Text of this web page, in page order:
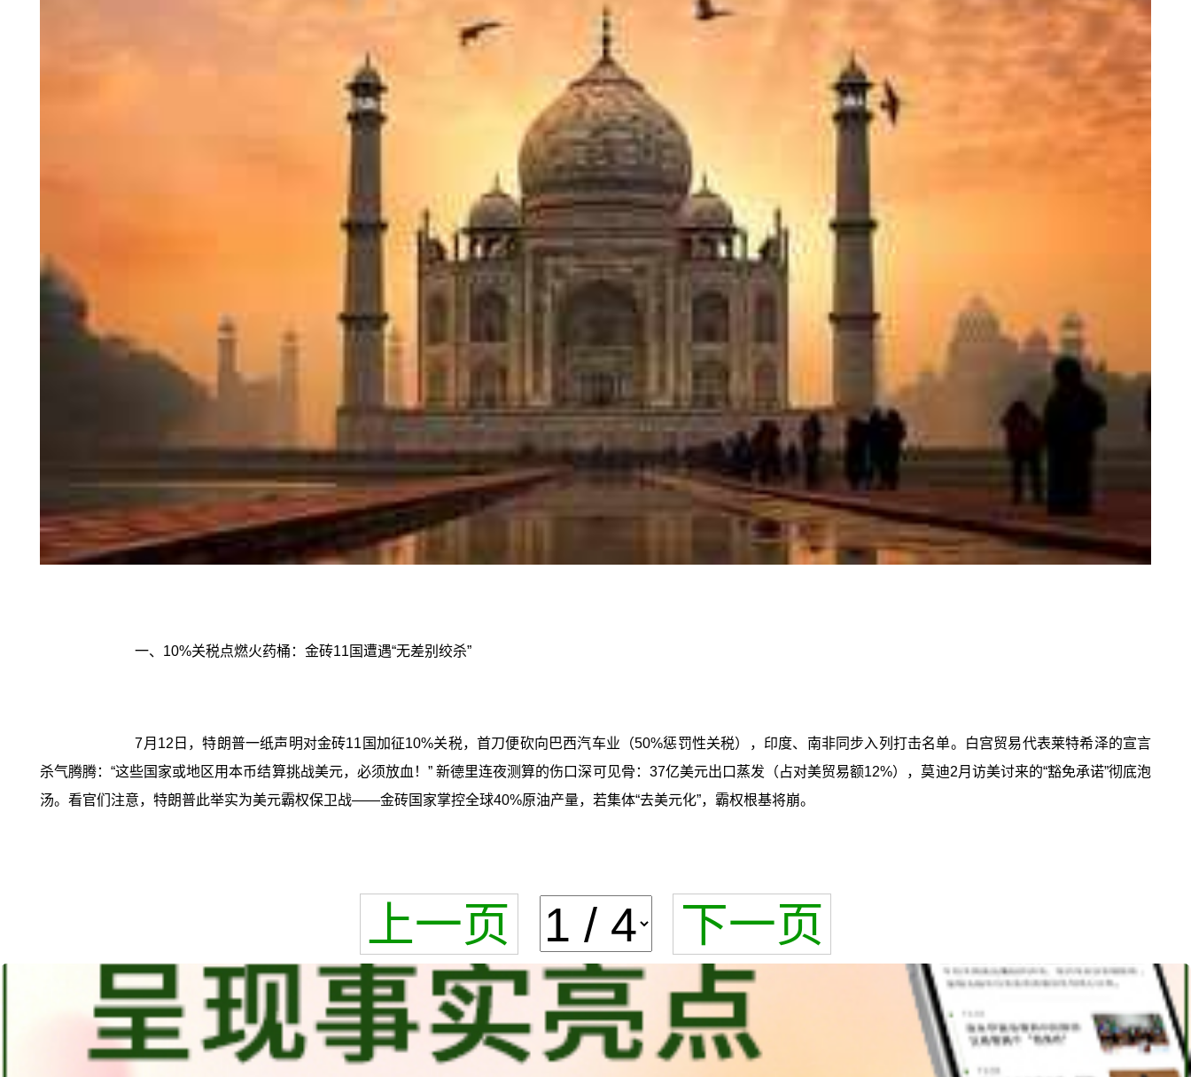
一、10%关税点燃火药桶：金砖11国遭遇“无差别绞杀”
7月12日，特朗普一纸声明对金砖11国加征10%关税，首刀便砍向巴西汽车业（50%惩罚性关税），印度、南非同步入列打击名单。白宫贸易代表莱特希泽的宣言
杀气腾腾：“这些国家或地区用本币结算挑战美元，必须放血！” 新德里连夜测算的伤口深可见骨：37亿美元出口蒸发（占对美贸易额12%），莫迪2月访美讨来的“豁免承诺”彻底泡
汤。看官们注意，特朗普此举实为美元霸权保卫战——金砖国家掌控全球40%原油产量，若集体“去美元化”，霸权根基将崩。
上一页 下一页